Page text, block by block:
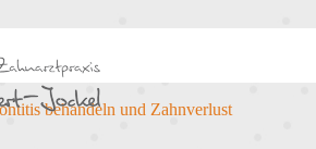
behandeln und Zahnverlust